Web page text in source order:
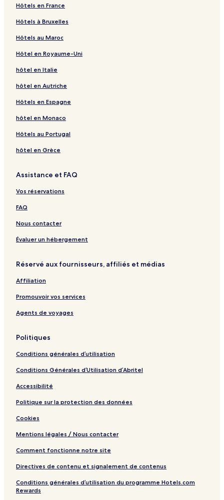
Hôtels en France
Hôtels à Bruxelles
Hôtels au Maroc
Hôtel en Royaume-Uni
hôtel en Italie
hôtel en Autriche
Hôtels en Espagne
hôtel en Monaco
Hôtels au Portugal
hôtel en Grèce
Assistance et FAQ
Vos réservations
FAQ
Nous contacter
Évaluer un hébergement
Réservé aux fournisseurs, affiliés et médias
Affiliation
Promouvoir vos services
Agents de voyages
Politiques
Conditions générales d’utilisation
Conditions Générales d’Utilisation d’Abritel
Accessibilité
Politique sur la protection des données
Cookies
Mentions légales / Nous contacter
Comment fonctionne notre site
Directives de contenu et signalement de contenus
Conditions générales d’utilisation du programme Hotels.com
Rewards